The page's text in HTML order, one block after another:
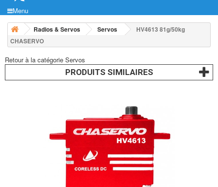
Menu
Radios & Servos Servos
HV4613 81g/50kg
CHASERVO
Retour à la catégorie Servos
PRODUITS SIMILAIRES